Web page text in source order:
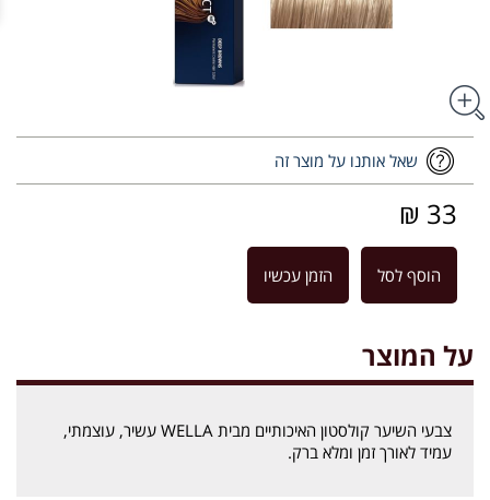
שאל אותנו על מוצר זה
33 ₪
הוסף לסל הזמן עכשיו
על המוצר
צבעי השיער קולסטון האיכותיים מבית WELLA עשיר, עוצמתי,
עמיד לאורך זמן ומלא ברק.